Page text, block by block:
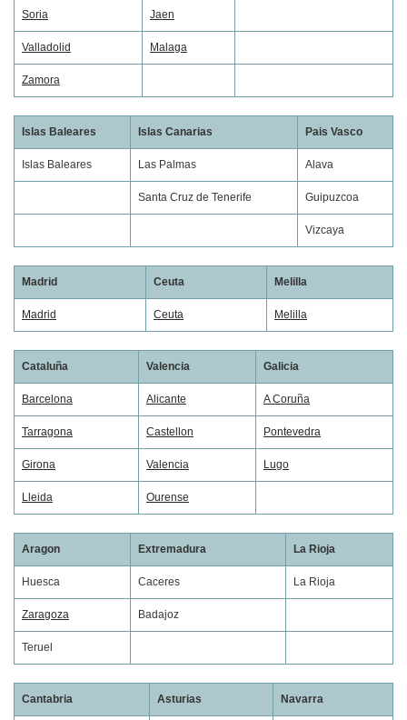
Soria Jaen
Valladolid Malaga
Zamora
Islas Baleares Islas Canarias Pais Vasco
Islas Baleares Las Palmas Alava
Santa Cruz de Tenerife Guipuzcoa
Vizcaya
Madrid Ceuta Melilla
Madrid Ceuta Melilla
Cataluña Valencia Galicia
Barcelona Alicante A Coruña
Tarragona Castellon Pontevedra
Girona Valencia Lugo
Lleida Ourense
Aragon Extremadura La Rioja
Huesca Caceres La Rioja
Zaragoza Badajoz
Teruel
Cantabria Asturias Navarra